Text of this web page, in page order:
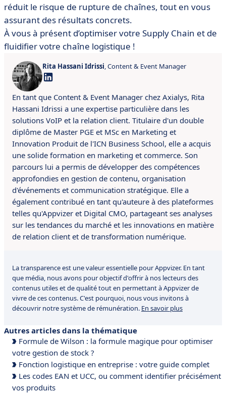
réduit le risque de rupture de chaînes, tout en vous
assurant des résultats concrets.
À vous à présent d’optimiser votre Supply Chain et de
fluidifier votre chaîne logistique !
Rita Hassani Idrissi, Content & Event Manager
En tant que Content & Event Manager chez Axialys, Rita
Hassani Idrissi a une expertise particulière dans les
solutions VoIP et la relation client. Titulaire d'un double
diplôme de Master PGE et MSc en Marketing et
Innovation Produit de l'ICN Business School, elle a acquis
une solide formation en marketing et commerce. Son
parcours lui a permis de développer des compétences
approfondies en gestion de contenu, organisation
d'événements et communication stratégique. Elle a
également contribué en tant qu'auteure à des plateformes
telles qu'Appvizer et Digital CMO, partageant ses analyses
sur les tendances du marché et les innovations en matière
de relation client et de transformation numérique.
La transparence est une valeur essentielle pour Appvizer. En tant
que média, nous avons pour objectif d'offrir à nos lecteurs des
contenus utiles et de qualité tout en permettant à Appvizer de
vivre de ces contenus. C'est pourquoi, nous vous invitons à
découvrir notre système de rémunération. En savoir plus
Autres articles dans la thématique
Formule de Wilson : la formule magique pour optimiser
votre gestion de stock ?
Fonction logistique en entreprise : votre guide complet
Les codes EAN et UCC, ou comment identifier précisément
vos produits